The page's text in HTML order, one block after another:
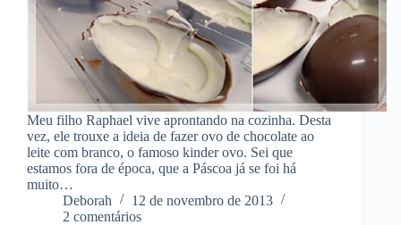
Meu filho Raphael vive aprontando na cozinha. Desta
vez, ele trouxe a ideia de fazer ovo de chocolate ao
leite com branco, o famoso kinder ovo. Sei que
estamos fora de época, que a Páscoa já se foi há
muito…
Deborah
12 de novembro de 2013
2 comentários